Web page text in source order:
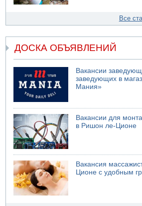
Все
ДОСКА ОБЪЯВЛЕНИЙ
Вакансии
заведующих в
Мания»
Вакансии для
в Ришон ле-Ционе
Вакансия
Ционе с удобным